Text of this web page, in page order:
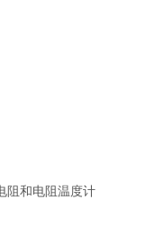
阻和电阻温度计